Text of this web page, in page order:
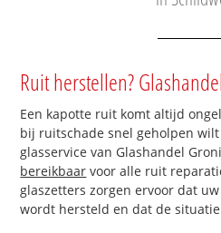
Ruit herstellen?
Een kapotte ruit komt altijd
bij ruitschade snel geholpen
glasservice van Glashandel
bereikbaar voor alle ruit
glaszetters zorgen ervoor dat
wordt hersteld en dat de